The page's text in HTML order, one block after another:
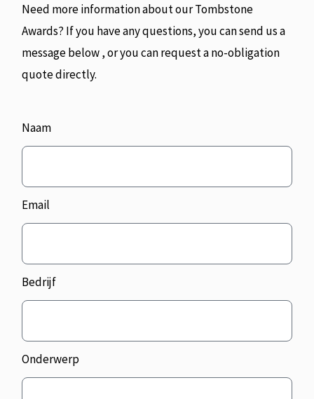
Need more information about our Tombstone
Awards? If you have any questions, you can send us a
message below , or you can request a no-obligation
quote directly.
Naam
Email
Bedrijf
Onderwerp